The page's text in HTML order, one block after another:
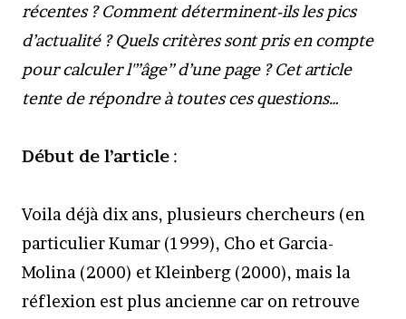
récentes ? Comment déterminent-ils les pics
d’actualité ? Quels critères sont pris en compte
pour calculer l'”âge” d’une page ? Cet article
tente de répondre à toutes ces questions…
Début de l’article :
Voila déjà dix ans, plusieurs chercheurs (en
particulier Kumar (1999), Cho et Garcia-
Molina (2000) et Kleinberg (2000), mais la
réflexion est plus ancienne car on retrouve